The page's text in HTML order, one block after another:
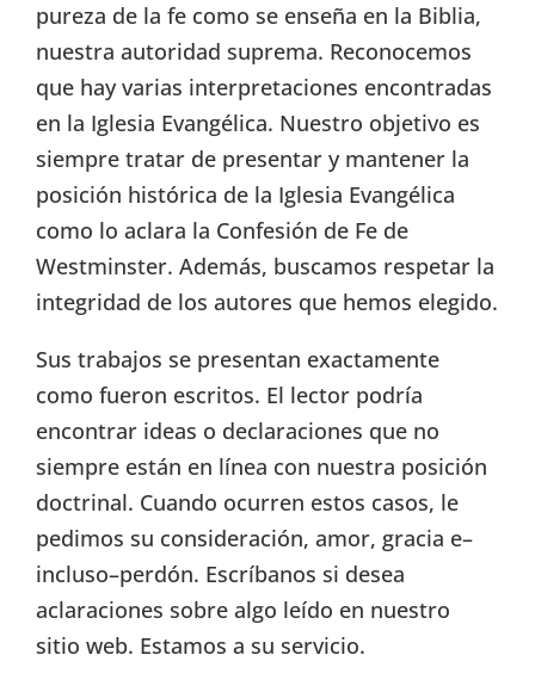
pureza de la fe como se enseña en la Biblia,
nuestra autoridad suprema. Reconocemos
que hay varias interpretaciones encontradas
en la Iglesia Evangélica. Nuestro objetivo es
siempre tratar de presentar y mantener la
posición histórica de la Iglesia Evangélica
como lo aclara la Confesión de Fe de
Westminster. Además, buscamos respetar la
integridad de los autores que hemos elegido.
Sus trabajos se presentan exactamente
como fueron escritos. El lector podría
encontrar ideas o declaraciones que no
siempre están en línea con nuestra posición
doctrinal. Cuando ocurren estos casos, le
pedimos su consideración, amor, gracia e–
incluso–perdón. Escríbanos si desea
aclaraciones sobre algo leído en nuestro
sitio web. Estamos a su servicio.